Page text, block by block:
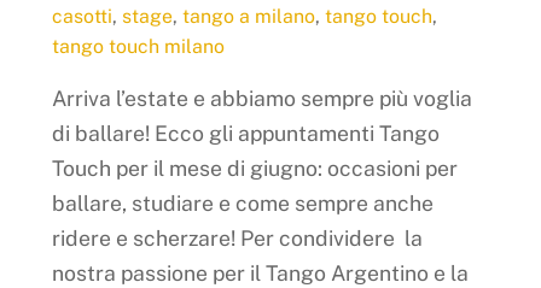
casotti, stage, tango a milano, tango touch,
tango touch milano
Arriva l’estate e abbiamo sempre più voglia
di ballare! Ecco gli appuntamenti Tango
Touch per il mese di giugno: occasioni per
ballare, studiare e come sempre anche
ridere e scherzare! Per condividere la
nostra passione per il Tango Argentino e la